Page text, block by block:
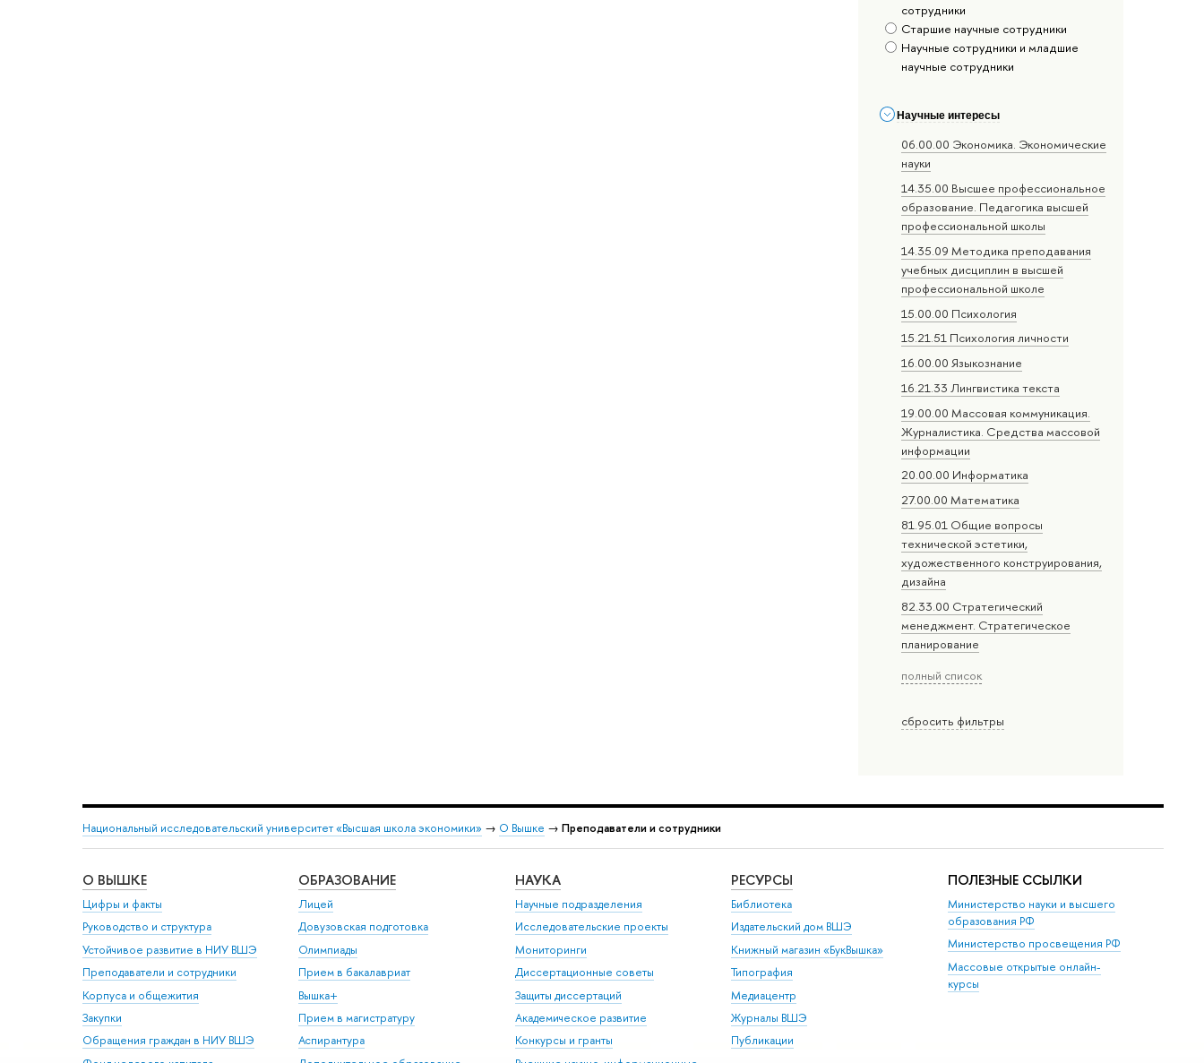
сотрудники
Старшие научные сотрудники
Научные сотрудники и младшие
научные сотрудники
Научные интересы
06.00.00 Экономика. Экономические
науки
14.35.00 Высшее профессиональное
образование. Педагогика высшей
профессиональной школы
14.35.09 Методика преподавания
учебных дисциплин в высшей
профессиональной школе
15.00.00 Психология
15.21.51 Психология личности
16.00.00 Языкознание
16.21.33 Лингвистика текста
19.00.00 Массовая коммуникация.
Журналистика. Средства массовой
информации
20.00.00 Информатика
27.00.00 Математика
81.95.01 Общие вопросы
технической эстетики,
художественного конструирования,
дизайна
82.33.00 Стратегический
менеджмент. Стратегическое
планирование
полный список
сбросить фильтры
Национальный исследовательский университет «Высшая школа экономики» → О Вышке → Преподаватели и сотрудники
О ВЫШКЕ
Цифры и факты
Руководство и структура
Устойчивое развитие в НИУ ВШЭ
Преподаватели и сотрудники
Корпуса и общежития
Закупки
Обращения граждан в НИУ ВШЭ
ОБРАЗОВАНИЕ
Лицей
Довузовская подготовка
Олимпиады
Прием в бакалавриат
Вышка+
Прием в магистратуру
Аспирантура
НАУКА
Научные подразделения
Исследовательские проекты
Мониторинги
Диссертационные советы
Защиты диссертаций
Академическое развитие
Конкурсы и гранты
РЕСУРСЫ
Библиотека
Издательский дом ВШЭ
Книжный магазин «БукВышка»
Типография
Медиацентр
Журналы ВШЭ
Публикации
ПОЛЕЗНЫЕ ССЫЛКИ
Министерство науки и высшего
образования РФ
Министерство просвещения РФ
Массовые открытые онлайн-
курсы